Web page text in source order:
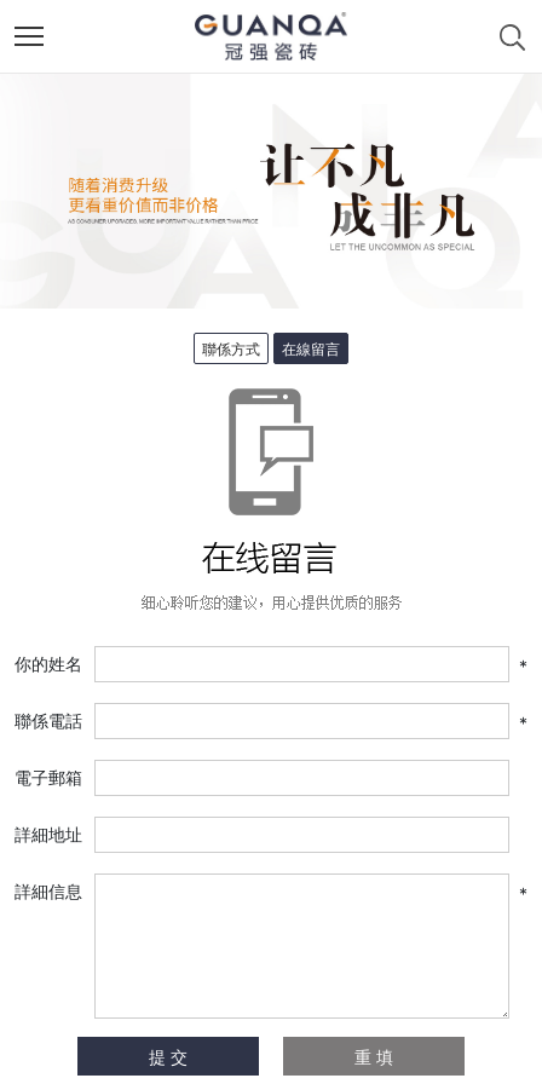
聯係方式 在線留言
你的姓名 *
聯係電話 *
電子郵箱
詳細地址
詳細信息 *